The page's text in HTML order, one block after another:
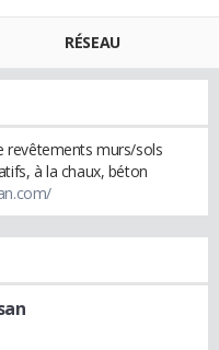
RÉSEAU
revêtements murs/sols
à la chaux, béton